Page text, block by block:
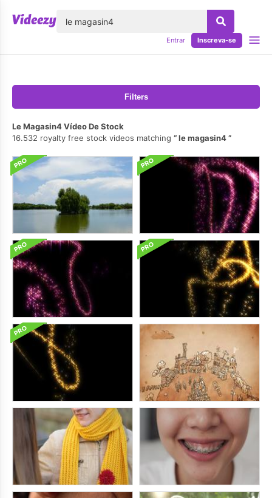
Entrar Inscreva-se
Filters
Le Magasin4 Vídeo De Stock
16.532 royalty free stock videos matching
le magasin4